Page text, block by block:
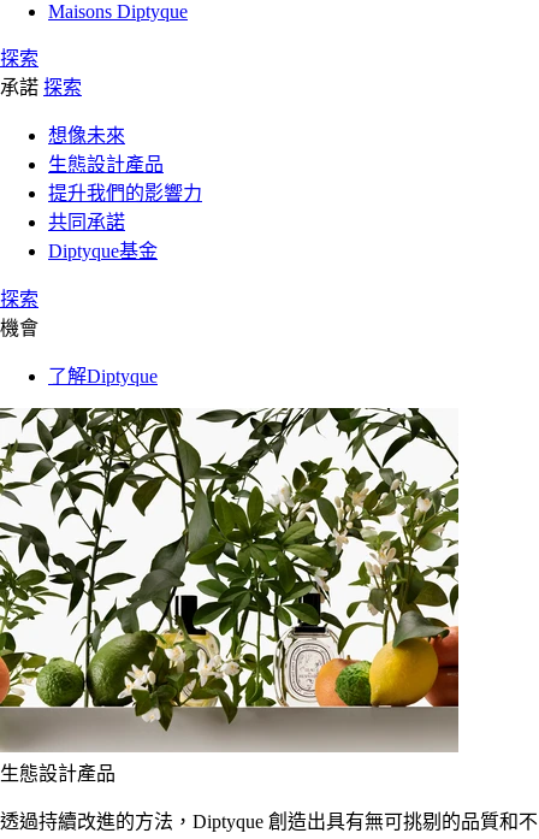
Maisons Diptyque
探索
承諾 探索
想像未來
生態設計產品
提升我們的影響力
共同承諾
Diptyque基金
探索
機會
了解Diptyque
生態設計產品
透過持續改進的方法，Diptyque 創造出具有無可挑剔的品質和不